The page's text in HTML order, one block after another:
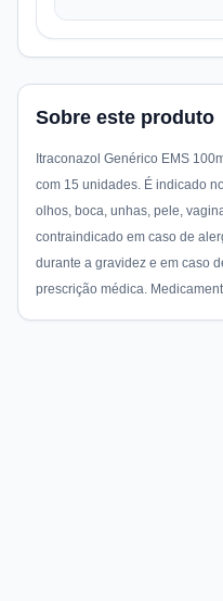
Sobre este produto
Itraconazol Genérico EMS
com 15 unidades. É indicado
olhos, boca, unhas, pele,
contraindicado em caso de
durante a gravidez e em caso
prescrição médica.